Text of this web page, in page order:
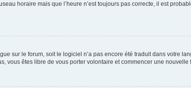
horaire mais que l’heure n’est toujours pas correcte, il est
sur le forum, soit le logiciel n’a pas encore été traduit dans votre
vous êtes libre de vous porter volontaire et commencer une